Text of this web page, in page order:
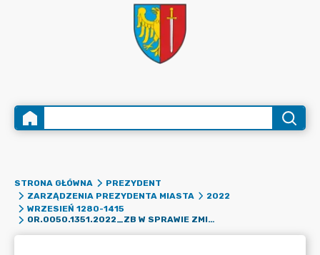
STRONA GŁÓWNA
PREZYDENT
ZARZĄDZENIA PREZYDENTA MIASTA
2022
WRZESIEŃ 1280-1415
OR.0050.1351.2022_ZB W SPRAWIE ZMIAN W BUDŻECIE MIASTA ŻORY NA 2022 R.